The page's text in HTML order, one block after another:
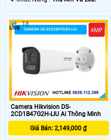
Camera Hikvision DS-
2CD1B47G2H-LIU Ai Thông Minh
Giá Bán: 2,149,000 ₫
18